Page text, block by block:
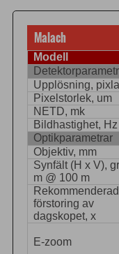
Malach
Modell
Upplösning,
Pixelstorlek, um
NETD, mk
Bildhastighet, Hz
Optikparametrar
Objektiv, mm
Synfält (H x V),
m @ 100 m
Rekommenderad
förstoring av
dagskopet, x
E-zoom